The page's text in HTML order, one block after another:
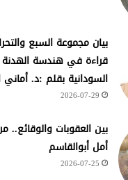
بيان مجموعة السبع
قراءة في هندسة الهدنة
السودانية بقلم :د.
2026-07-29
بين العقوبات والوقائع..
أمل أبوالقاسم
2026-07-25